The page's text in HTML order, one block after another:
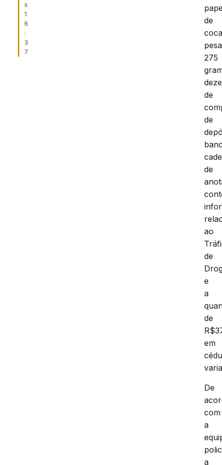
s
1
6
:
3
7
de
275
de
de
de
ao
de
e
a
de
em
De
com
a
a